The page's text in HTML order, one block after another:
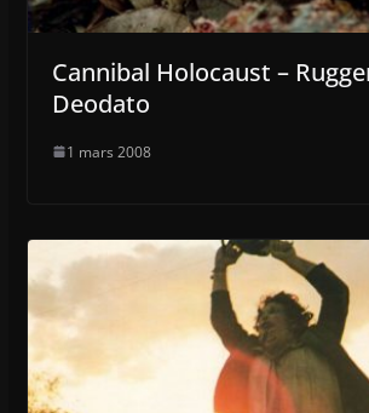
Cannibal Holocaust –
Deodato
1 mars 2008